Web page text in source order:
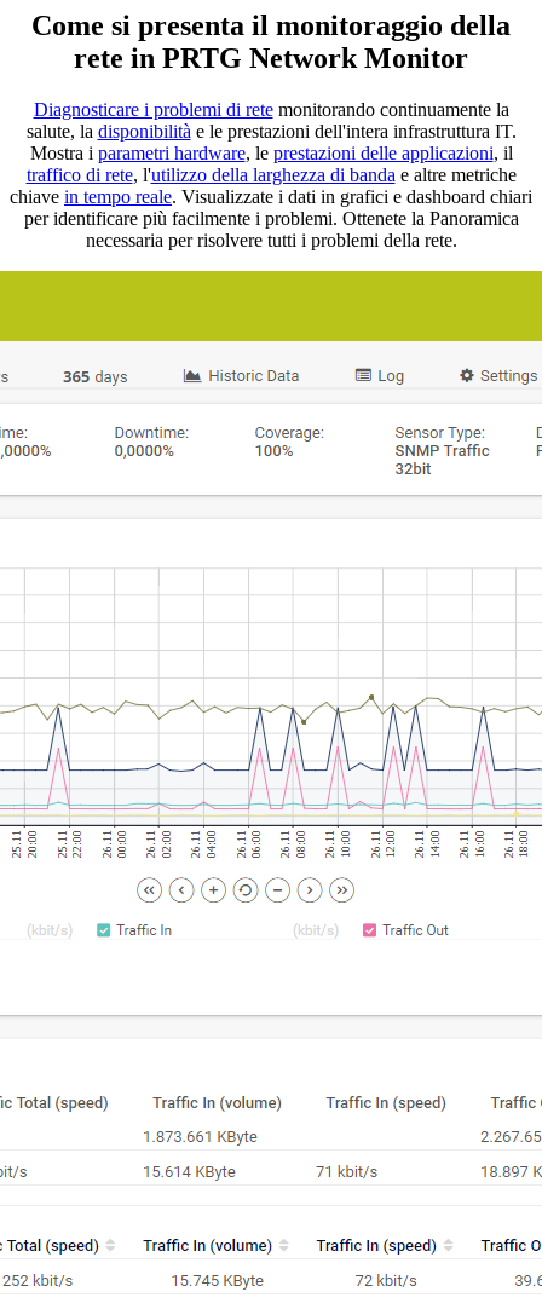
Come si presenta il monitoraggio della
rete in PRTG Network Monitor
Diagnosticare i problemi di retemonitorando continuamente la
salute, la disponibilità e le prestazioni dell'intera infrastruttura IT.
Mostra i parametri hardware, le prestazioni delle applicazioni, il
traffico di rete, l'utilizzo della larghezza di banda e altre metriche
chiave in tempo reale. Visualizzate i dati in grafici e dashboard chiari
per identificare più facilmente i problemi. Ottenete la Panoramica
necessaria per risolvere tutti i problemi della rete.